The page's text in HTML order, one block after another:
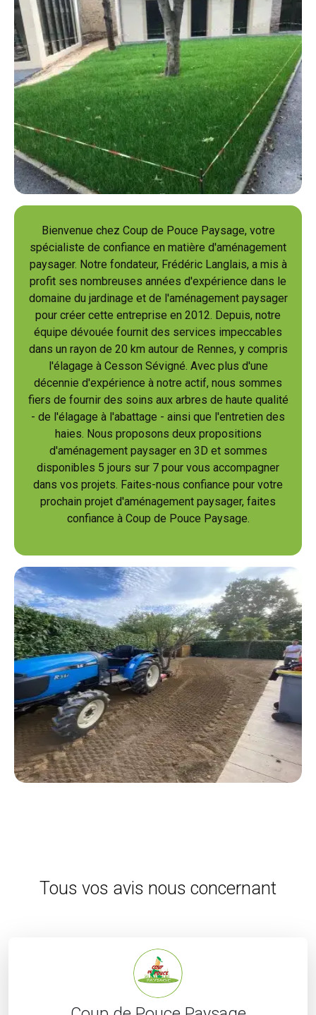
Bienvenue chez Coup de Pouce Paysage, votre
spécialiste de confiance en matière d'aménagement
paysager. Notre fondateur, Frédéric Langlais, a mis à
profit ses nombreuses années d'expérience dans le
domaine du jardinage et de l'aménagement paysager
pour créer cette entreprise en 2012. Depuis, notre
équipe dévouée fournit des services impeccables
dans un rayon de 20 km autour de Rennes, y compris
l'élagage à Cesson Sévigné. Avec plus d'une
décennie d'expérience à notre actif, nous sommes
fiers de fournir des soins aux arbres de haute qualité
- de l'élagage à l'abattage - ainsi que l'entretien des
haies. Nous proposons deux propositions
d'aménagement paysager en 3D et sommes
disponibles 5 jours sur 7 pour vous accompagner
dans vos projets. Faites-nous confiance pour votre
prochain projet d'aménagement paysager, faites
confiance à Coup de Pouce Paysage.
Tous vos avis nous concernant